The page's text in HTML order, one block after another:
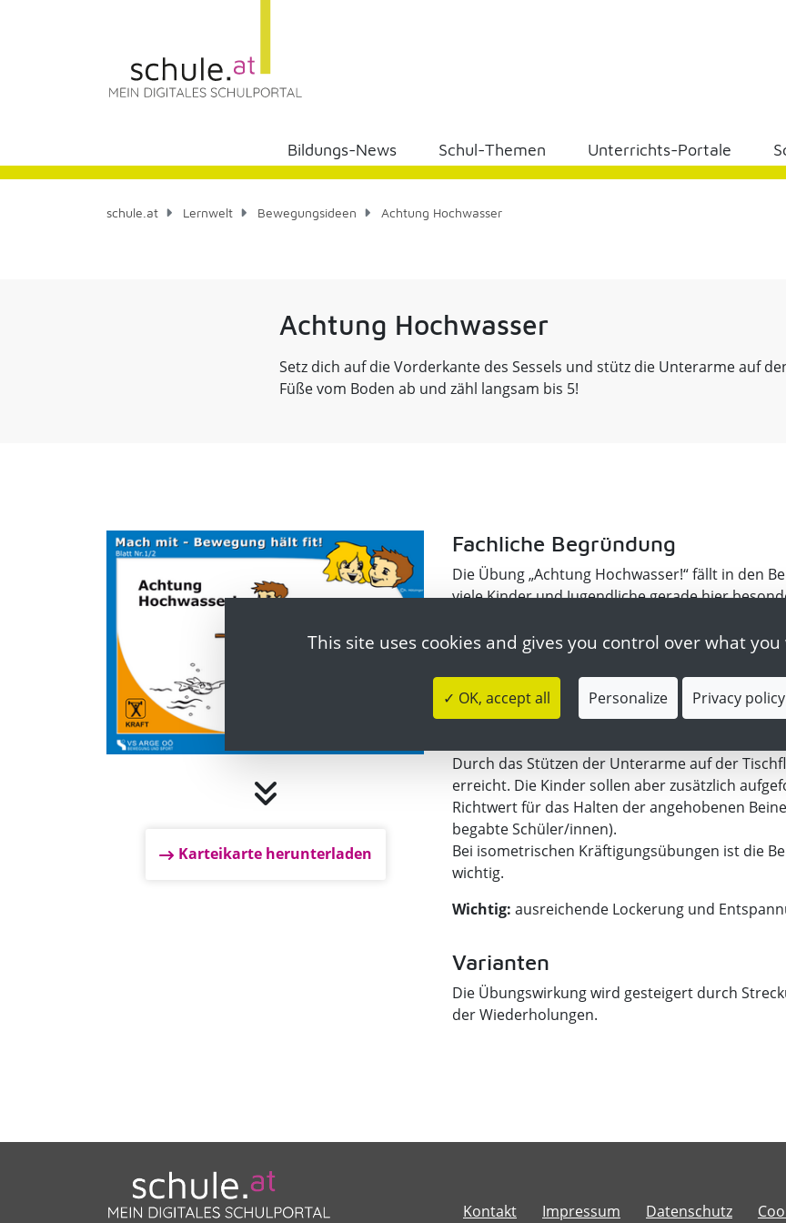
Bildungs-News Schul-Themen Unterrichts-Portale
schule.at Lernwelt Bewegungsideen Achtung Hochwasser
Achtung Hochwasser
Setz dich auf die Vorderkante des Sessels und stütz die Unterarme auf
Füße vom Boden ab und zähl langsam bis 5!
Karteikarte herunterladen
Fachliche Begründung
Die Übung „Achtung Hochwasser!“ fällt in den
viele Kinder und Jugendliche gerade hier
Zielstellung
Kräftigung der Bauch- und Armmuskulatur
Durch das Stützen der Unterarme auf der
erreicht. Die Kinder sollen aber zusätzlich
Richtwert für das Halten der angehobenen
begabte Schüler/innen).
Bei isometrischen Kräftigungsübungen ist die
wichtig.
Wichtig: ausreichende Lockerung und
Varianten
Die Übungswirkung wird gesteigert durch
der Wiederholungen.
Kontakt ​​​​​​​​​​​​​​Impressum Datenschutz
This site uses cookies and gives you control over what
✓ OK, accept all Personalize Privacy policy